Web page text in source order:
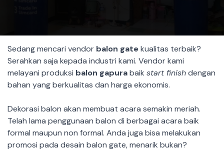
Sedang mencari vendor balon gatekualitas terbaik?
Serahkan saja kepada industri kami. Vendor kami
melayani produksi balon gapurabaik start finishdengan
bahan yang berkualitas dan harga ekonomis.
Dekorasi balon akan membuat acara semakin meriah.
Telah lama penggunaan balon di berbagai acara baik
formal maupun non formal. Anda juga bisa melakukan
promosi pada desain balon gate, menarik bukan?